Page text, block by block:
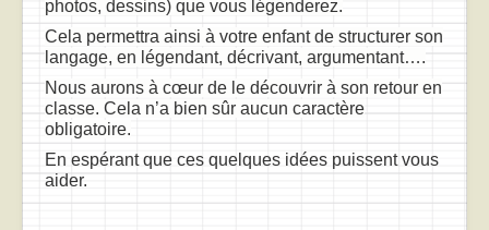
photos, dessins) que vous légenderez.
Cela permettra ainsi à votre enfant de structurer son
langage, en légendant, décrivant, argumentant….
Nous aurons à cœur de le découvrir à son retour en
classe. Cela n’a bien sûr aucun caractère
obligatoire.
En espérant que ces quelques idées puissent vous
aider.